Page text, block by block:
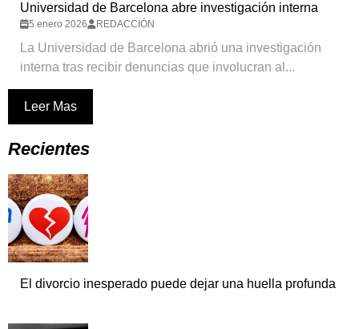
Universidad de Barcelona abre investigación interna
5 enero 2026 REDACCIÓN
La Universidad de Barcelona abrió una investigación
interna tras recibir denuncias que involucran al...
Leer Mas
Recientes
El divorcio inesperado puede dejar una huella profunda